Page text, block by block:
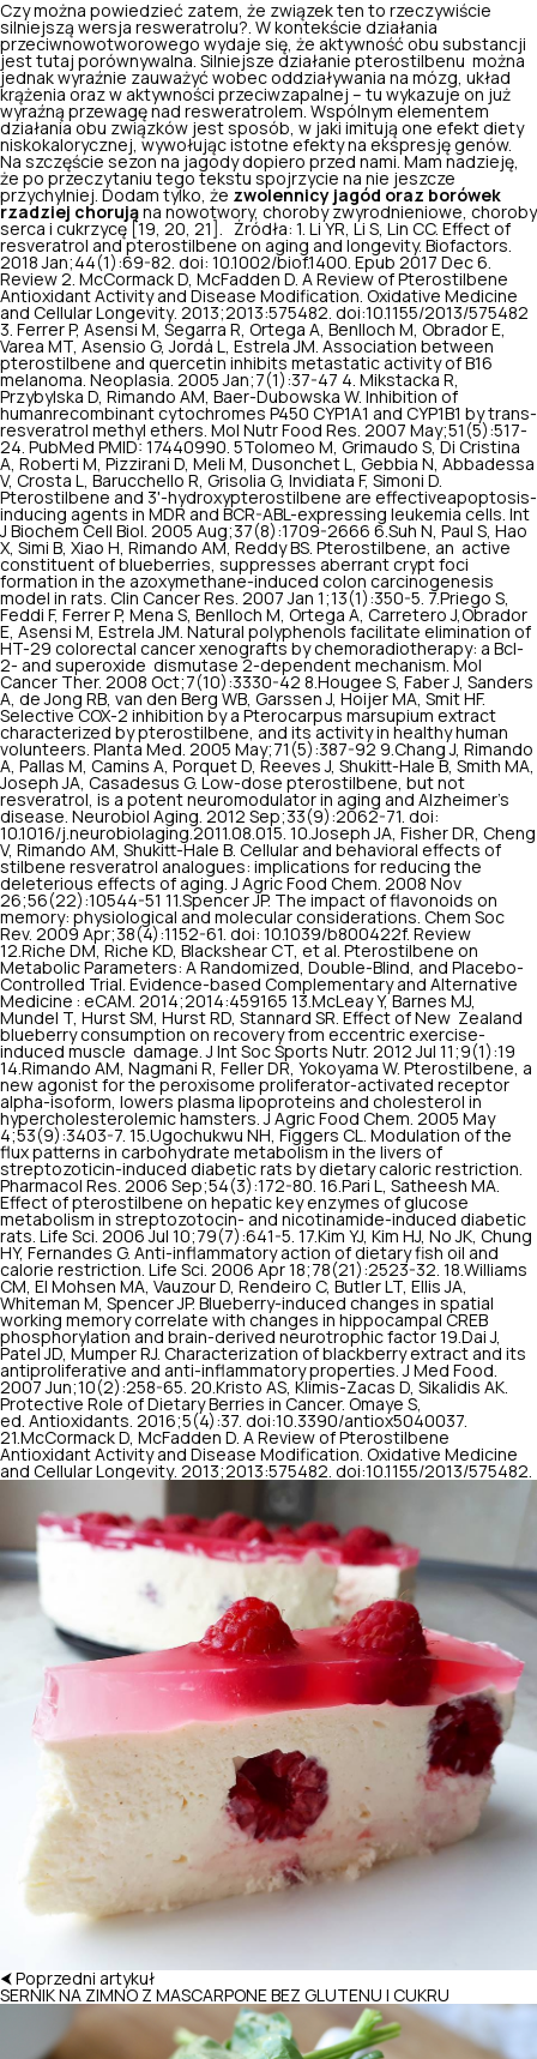
Czy można powiedzieć zatem, że związek ten to rzeczywiście
silniejszą wersja resweratrolu?. W kontekście działania
przeciwnowotworowego wydaje się, że aktywność obu substancji
jest tutaj porównywalna. Silniejsze działanie pterostilbenu można
jednak wyraźnie zauważyć wobec oddziaływania na mózg, układ
krążenia oraz w aktywności przeciwzapalnej – tu wykazuje on już
wyraźną przewagę nad resweratrolem. Wspólnym elementem
działania obu związków jest sposób, w jaki imitują one efekt diety
niskokalorycznej, wywołując istotne efekty na ekspresję genów.
Na szczęście sezon na jagody dopiero przed nami. Mam nadzieję,
że po przeczytaniu tego tekstu spojrzycie na nie jeszcze
przychylniej. Dodam tylko, że zwolennicy jagód oraz borówek
rzadziej chorują na nowotwory, choroby zwyrodnieniowe, choroby
serca i cukrzycę [19, 20, 21]. Źródła: 1. Li YR, Li S, Lin CC. Effect of
resveratrol and pterostilbene on aging and longevity. Biofactors.
2018 Jan;44(1):69-82. doi: 10.1002/biof.1400. Epub 2017 Dec 6.
Review 2. McCormack D, McFadden D. A Review of Pterostilbene
Antioxidant Activity and Disease Modification. Oxidative Medicine
and Cellular Longevity. 2013;2013:575482. doi:10.1155/2013/575482
3. Ferrer P, Asensi M, Segarra R, Ortega A, Benlloch M, Obrador E,
Varea MT, Asensio G, Jordá L, Estrela JM. Association between
pterostilbene and quercetin inhibits metastatic activity of B16
melanoma. Neoplasia. 2005 Jan;7(1):37-47 4. Mikstacka R,
Przybylska D, Rimando AM, Baer-Dubowska W. Inhibition of
humanrecombinant cytochromes P450 CYP1A1 and CYP1B1 by trans-
resveratrol methyl ethers. Mol Nutr Food Res. 2007 May;51(5):517-
24. PubMed PMID: 17440990. 5Tolomeo M, Grimaudo S, Di Cristina
A, Roberti M, Pizzirani D, Meli M, Dusonchet L, Gebbia N, Abbadessa
V, Crosta L, Barucchello R, Grisolia G, Invidiata F, Simoni D.
Pterostilbene and 3'-hydroxypterostilbene are effectiveapoptosis-
inducing agents in MDR and BCR-ABL-expressing leukemia cells. Int
J Biochem Cell Biol. 2005 Aug;37(8):1709-2666 6.Suh N, Paul S, Hao
X, Simi B, Xiao H, Rimando AM, Reddy BS. Pterostilbene, an active
constituent of blueberries, suppresses aberrant crypt foci
formation in the azoxymethane-induced colon carcinogenesis
model in rats. Clin Cancer Res. 2007 Jan 1;13(1):350-5. 7.Priego S,
Feddi F, Ferrer P, Mena S, Benlloch M, Ortega A, Carretero J,Obrador
E, Asensi M, Estrela JM. Natural polyphenols facilitate elimination of
HT-29 colorectal cancer xenografts by chemoradiotherapy: a Bcl-
2- and superoxide dismutase 2-dependent mechanism. Mol
Cancer Ther. 2008 Oct;7(10):3330-42 8.Hougee S, Faber J, Sanders
A, de Jong RB, van den Berg WB, Garssen J, Hoijer MA, Smit HF.
Selective COX-2 inhibition by a Pterocarpus marsupium extract
characterized by pterostilbene, and its activity in healthy human
volunteers. Planta Med. 2005 May;71(5):387-92 9.Chang J, Rimando
A, Pallas M, Camins A, Porquet D, Reeves J, Shukitt-Hale B, Smith MA,
Joseph JA, Casadesus G. Low-dose pterostilbene, but not
resveratrol, is a potent neuromodulator in aging and Alzheimer's
disease. Neurobiol Aging. 2012 Sep;33(9):2062-71. doi:
10.1016/j.neurobiolaging.2011.08.015. 10.Joseph JA, Fisher DR, Cheng
V, Rimando AM, Shukitt-Hale B. Cellular and behavioral effects of
stilbene resveratrol analogues: implications for reducing the
deleterious effects of aging. J Agric Food Chem. 2008 Nov
26;56(22):10544-51 11.Spencer JP. The impact of flavonoids on
memory: physiological and molecular considerations. Chem Soc
Rev. 2009 Apr;38(4):1152-61. doi: 10.1039/b800422f. Review
12.Riche DM, Riche KD, Blackshear CT, et al. Pterostilbene on
Metabolic Parameters: A Randomized, Double-Blind, and Placebo-
Controlled Trial. Evidence-based Complementary and Alternative
Medicine : eCAM. 2014;2014:459165 13.McLeay Y, Barnes MJ,
Mundel T, Hurst SM, Hurst RD, Stannard SR. Effect of New Zealand
blueberry consumption on recovery from eccentric exercise-
induced muscle damage. J Int Soc Sports Nutr. 2012 Jul 11;9(1):19
14.Rimando AM, Nagmani R, Feller DR, Yokoyama W. Pterostilbene, a
new agonist for the peroxisome proliferator-activated receptor
alpha-isoform, lowers plasma lipoproteins and cholesterol in
hypercholesterolemic hamsters. J Agric Food Chem. 2005 May
4;53(9):3403-7. 15.Ugochukwu NH, Figgers CL. Modulation of the
flux patterns in carbohydrate metabolism in the livers of
streptozoticin-induced diabetic rats by dietary caloric restriction.
Pharmacol Res. 2006 Sep;54(3):172-80. 16.Pari L, Satheesh MA.
Effect of pterostilbene on hepatic key enzymes of glucose
metabolism in streptozotocin- and nicotinamide-induced diabetic
rats. Life Sci. 2006 Jul 10;79(7):641-5. 17.Kim YJ, Kim HJ, No JK, Chung
HY, Fernandes G. Anti-inflammatory action of dietary fish oil and
calorie restriction. Life Sci. 2006 Apr 18;78(21):2523-32. 18.Williams
CM, El Mohsen MA, Vauzour D, Rendeiro C, Butler LT, Ellis JA,
Whiteman M, Spencer JP. Blueberry-induced changes in spatial
working memory correlate with changes in hippocampal CREB
phosphorylation and brain-derived neurotrophic factor 19.Dai J,
Patel JD, Mumper RJ. Characterization of blackberry extract and its
antiproliferative and anti-inflammatory properties. J Med Food.
2007 Jun;10(2):258-65. 20.Kristo AS, Klimis-Zacas D, Sikalidis AK.
Protective Role of Dietary Berries in Cancer. Omaye S,
ed. Antioxidants . 2016;5(4):37. doi:10.3390/antiox5040037.
21.McCormack D, McFadden D. A Review of Pterostilbene
Antioxidant Activity and Disease Modification. Oxidative Medicine
and Cellular Longevity. 2013;2013:575482. doi:10.1155/2013/575482.
⮜ Poprzedni artykuł
SERNIK NA ZIMNO Z MASCARPONE BEZ GLUTENU I CUKRU